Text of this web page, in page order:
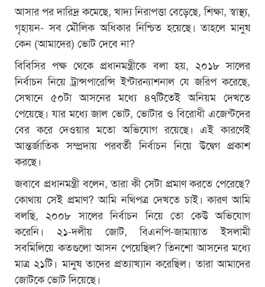
আসার পর দারিদ্র কমেছে, খাদ্য নিরাপত্তা বেড়েছে, শিক্ষা, স্বাস্থ্য,
গৃহায়ন- সব মৌলিক অধিকার নিশ্চিত হয়েছে। তাহলে মানুষ
কেন (আমাদের) ভোট দেবে না?
বিবিসির পক্ষ থেকে প্রধানমন্ত্রীকে বলা হয়, ২০১৮ সালের
নির্বাচন নিয়ে ট্রান্সপারেন্সি ইন্টারন্যাশনাল যে জরিপ করেছে,
সেখানে ৫০টা আসনের মধ্যে ৪৭টিতেই অনিয়ম দেখতে
পেয়েছে। যার মধ্যে জাল ভোট, ভোটার ও বিরোধী এজেন্টদের
বের করে দেওয়ার মতো অভিযোগ রয়েছে। এই কারণেই
আন্তর্জাতিক সম্প্রদায় পরবর্তী নির্বাচন নিয়ে উদ্বেগ প্রকাশ
করছে।
জবাবে প্রধানমন্ত্রী বলেন, তারা কী সেটা প্রমাণ করতে পেরেছে?
কোথায় সেই প্রমাণ? আমি নথিপত্র দেখতে চাই। কারণ আমি
বলছি, ২০০৮ সালের নির্বাচন নিয়ে তো কেউ অভিযোগ
করেনি। ২১-দলীয় জোট, বিএনপি-জামায়াত ইসলামী
সবমিলিয়ে কতগুলো আসন পেয়েছিল? তিনশো আসনের মধ্যে
মাত্র ২১টি। মানুষ তাদের প্রত্যাখ্যান করেছিল। তারা আমাদের
জোটকে ভোট দিয়েছে।